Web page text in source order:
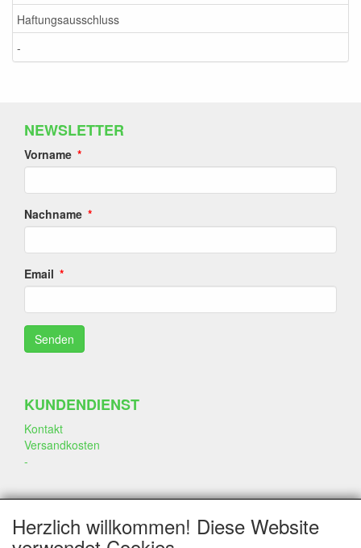
Haftungsausschluss
-
NEWSLETTER
Vorname
Nachname
Email
KUNDENDIENST
Kontakt
Versandkosten
-
SOZIALEN MEDIEN
Herzlich willkommen! Diese Website